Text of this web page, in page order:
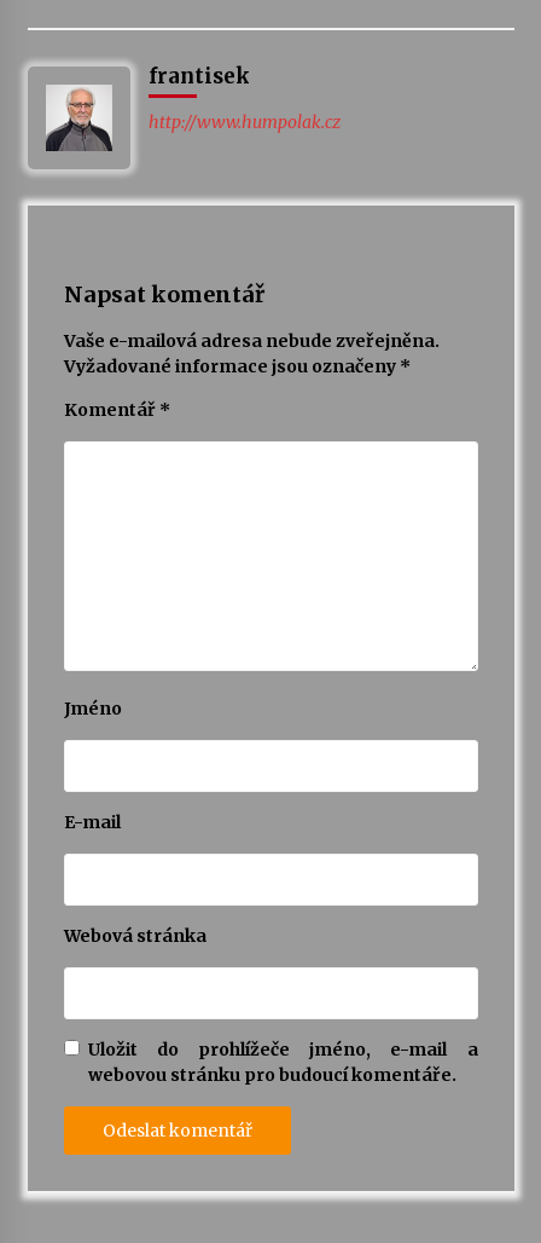
frantisek
http://www.humpolak.cz
Napsat komentář
Vaše e-mailová adresa nebude zveřejněna.
Vyžadované informace jsou označeny *
Komentář *
Jméno
E-mail
Webová stránka
Uložit do prohlížeče jméno, e-mail a
webovou stránku pro budoucí komentáře.